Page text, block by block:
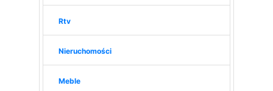
Rtv
Nieruchomości
Meble